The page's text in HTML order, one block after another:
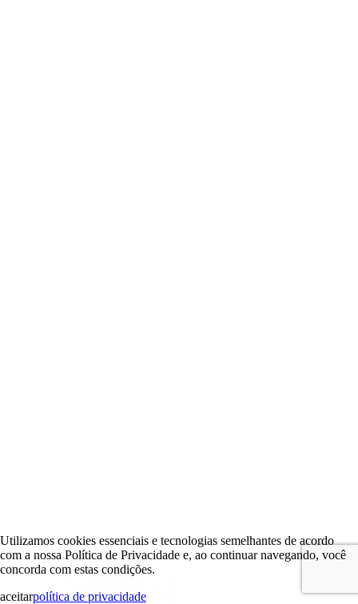
Utilizamos cookies essenciais e tecnologias semelhantes de acordo
com a nossa Política de Privacidade e, ao continuar navegando, você
concorda com estas condições.
aceitarpolítica de privacidade